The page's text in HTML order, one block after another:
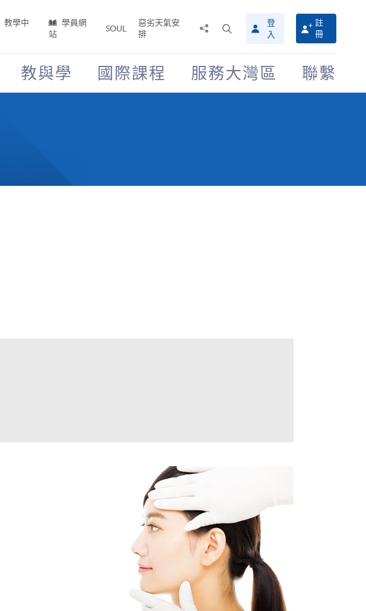
教學中
學員網
站
SOUL
惡劣天氣安
排
搜
尋
介
面
登
入
註
冊
教與學 國際課程 服務大灣區 聯繫